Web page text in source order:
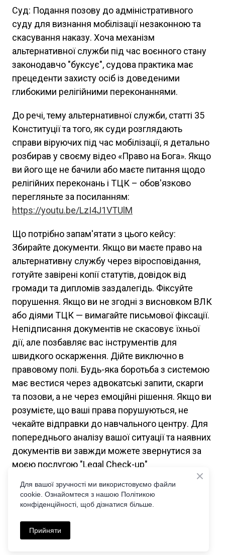
Суд: Подання позову до адміністративного
суду для визнання мобілізації незаконною та
скасування наказу. Хоча механізм
альтернативної служби під час воєнного стану
законодавчо "буксує", судова практика має
прецеденти захисту осіб із доведеними
глибокими релігійними переконаннями.
До речі, тему альтернативної служби, статті 35
Конституції та того, як суди розглядають
справи віруючих під час мобілізації, я детально
розбирав у своєму відео «Право на Бога». Якщо
ви його ще не бачили або маєте питання щодо
релігійних переконань і ТЦК – обов'язково
перегляньте за посиланням:
https://youtu.be/LzI4J1VTUlM
Що потрібно запам'ятати з цього кейсу:
Збирайте документи. Якщо ви маєте право на
альтернативну службу через віросповідання,
готуйте завірені копії статутів, довідок від
громади та дипломів заздалегідь. Фіксуйте
порушення. Якщо ви не згодні з висновком ВЛК
або діями ТЦК — вимагайте письмової фіксації.
Непідписання документів не скасовує їхньої
дії, але позбавляє вас інструментів для
швидкого оскарження. Дійте виключно в
правовому полі. Будь-яка боротьба з системою
має вестися через адвокатські запити, скарги
та позови, а не через емоційні рішення. Якщо ви
розумієте, що ваші права порушуються, не
чекайте відправки до навчального центру. Для
попереднього аналізу вашої ситуації та наявних
документів ви завжди можете звернутися за
моєю послугою "Legal Check-up"
ekspres-analiz-perspektiv-spravi.
свої права правильно!
Для вашої зручності ми використовуємо файли
cookie. Ознайомтеся з нашою Політикою
конфіденційності, щоб дізнатися більше.
Прийняти